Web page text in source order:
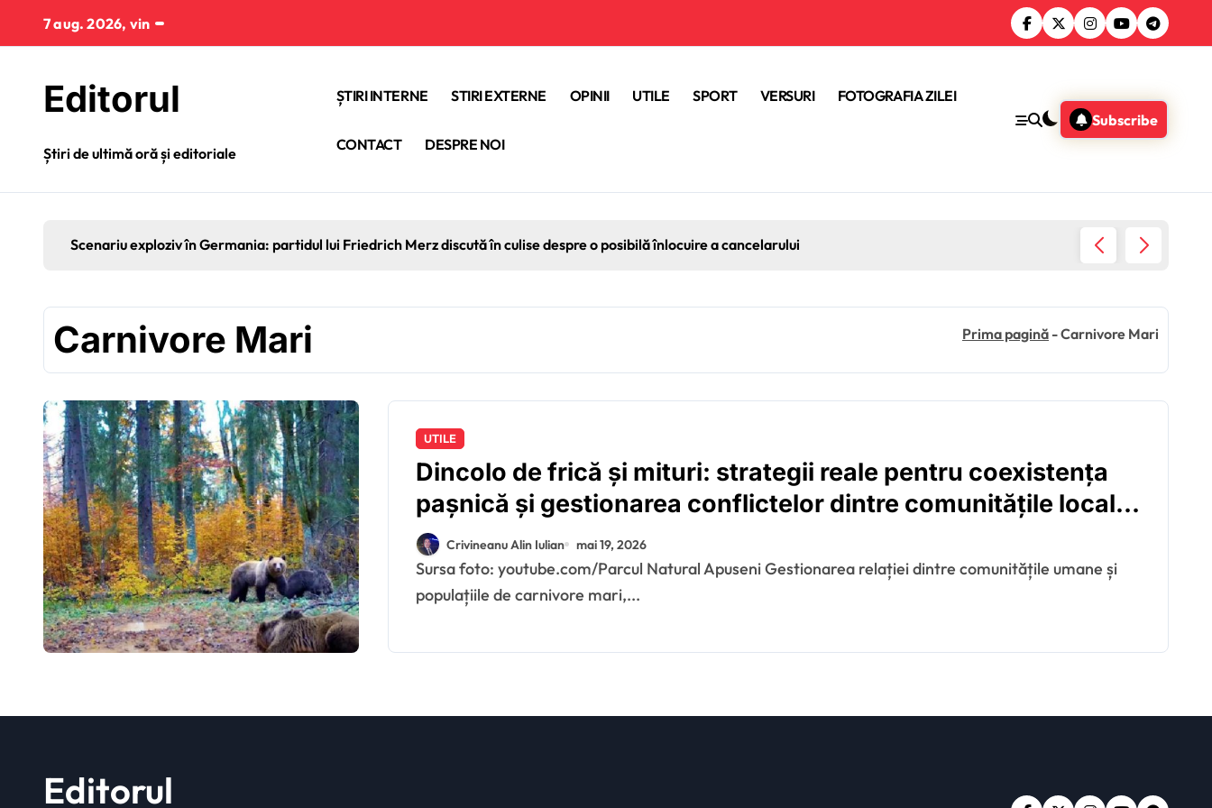
conținut
7 aug. 2026, vin
Editorul
Știri de ultimă oră și editoriale
ȘTIRI INTERNE STIRI EXTERNE OPINII UTILE SPORT VERSURI FOTOGRAFIA ZILEI
CONTACT DESPRE NOI
Subscribe
Scenariu exploziv în Germania: partidul lui Friedrich Merz discută în culise despre o posibilă înlocuire a cancelarului
Carnivore Mari Prima pagină -Carnivore Mari
UTILE
Dincolo de frică și mituri: strategii reale pentru coexistența
pașnică și gestionarea conflictelor dintre comunitățile locale
și carnivorele mari
Crivineanu Alin Iulian mai 19, 2026
Sursa foto: youtube.com/Parcul Natural Apuseni Gestionarea relației dintre comunitățile umane și
populațiile de carnivore mari,...
Editorul